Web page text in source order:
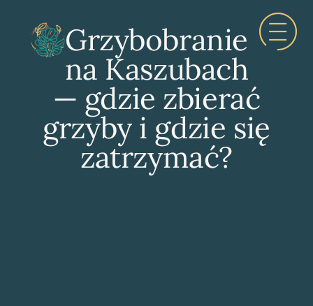
Grzybobranie
na Kaszubach
— gdzie zbierać
grzyby i gdzie się
zatrzymać?